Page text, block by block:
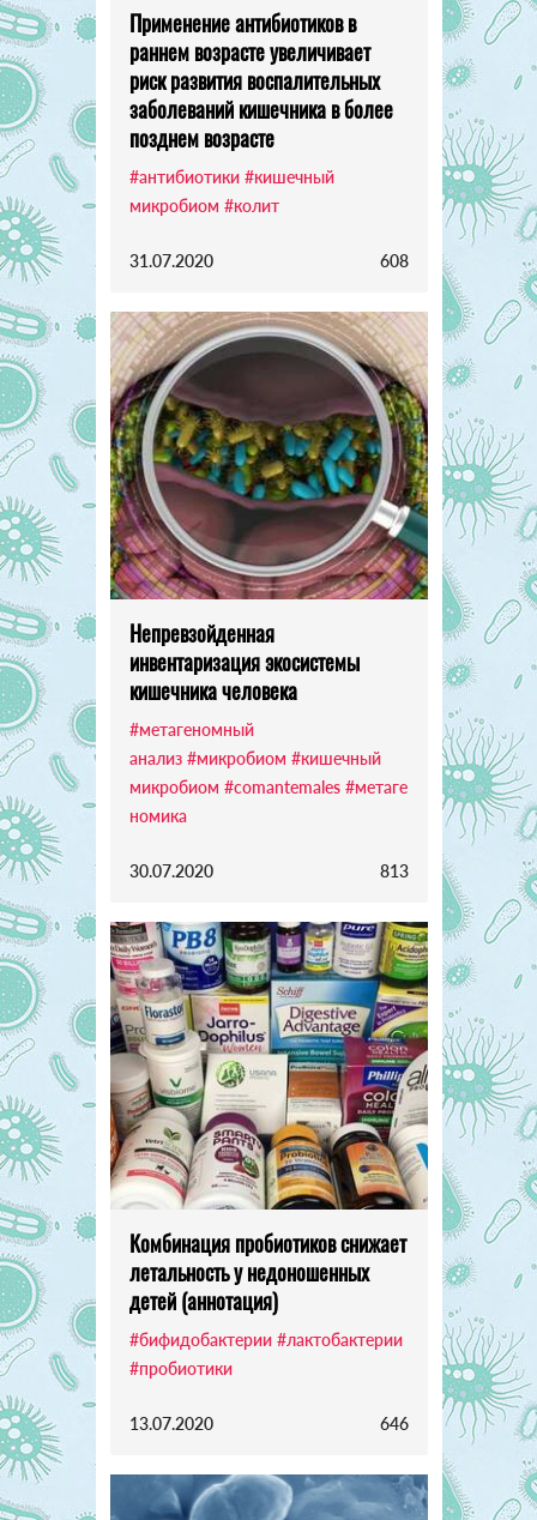
Применение антибиотиков в
раннем возрасте увеличивает
риск развития воспалительных
заболеваний кишечника в более
позднем возрасте
#антибиотики #кишечный
микробиом #колит
31.07.2020 608
Непревзойденная
инвентаризация экосистемы
кишечника человека
#метагеномный
анализ #микробиом #кишечный
микробиом #comantemales #метаге
номика
30.07.2020 813
Комбинация пробиотиков снижает
летальность у недоношенных
детей (аннотация)
#бифидобактерии #лактобактерии
#пробиотики
13.07.2020 646